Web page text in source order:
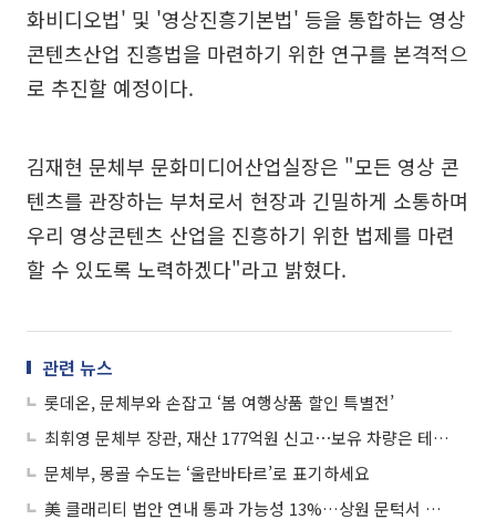
화비디오법' 및 '영상진흥기본법' 등을 통합하는 영상
콘텐츠산업 진흥법을 마련하기 위한 연구를 본격적으
로 추진할 예정이다.
김재현 문체부 문화미디어산업실장은 "모든 영상 콘
텐츠를 관장하는 부처로서 현장과 긴밀하게 소통하며
우리 영상콘텐츠 산업을 진흥하기 위한 법제를 마련
할 수 있도록 노력하겠다"라고 밝혔다.
관련 뉴스
롯데온, 문체부와 손잡고 ‘봄 여행상품 할인 특별전’
최휘영 문체부 장관, 재산 177억원 신고⋯보유 차량은 테슬라 등 3대
문체부, 몽골 수도는 ‘울란바타르’로 표기하세요
美 클래리티 법안 연내 통과 가능성 13%…상원 문턱서 제동